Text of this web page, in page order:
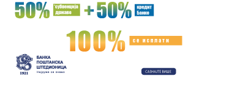
23:43:Dirljive priče iz prestonice: Kada bebe ne čekaju, najlepši
do...
Kulturni centar u Petrovaradinu u znaku spoja tamburaške
23:42:Predstavljena publikacija “Vesnik Novosadskog kluba”